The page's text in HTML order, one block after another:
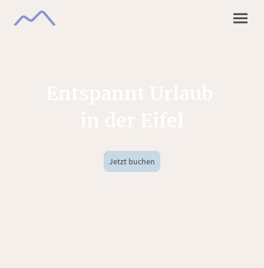
Jetzt buchen